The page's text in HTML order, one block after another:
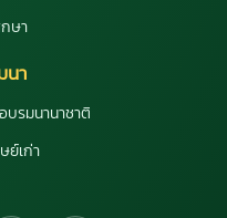
ษา
า
รมนานาชาติ
ย์เก่า